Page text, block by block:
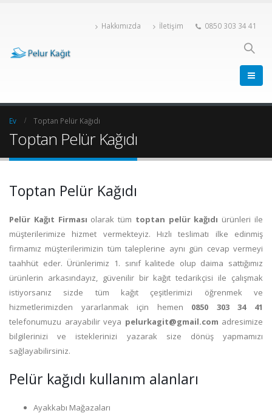
Hakkımızda İletişim 0850 303 34 41
Ev Toptan Pelür Kağıdı
Toptan Pelür Kağıdı
Toptan Pelür Kağıdı
Pelür Kağıt Firması olarak tüm toptan pelür kağıdı ürünleri ile
müşterilerimize hizmet vermekteyiz. Hızlı teslimatı ilke edinmiş
firmamız müşterilerimizin tüm taleplerine aynı gün cevap vermeyi
taahhüt eder. Ürünlerimiz 1. sınıf kalitede olup daima sattığımız
ürünlerin arkasındayız, güvenilir bir kağıt tedarikçisi ile çalışmak
istiyorsanız sizde tüm kağıt çeşitlerimizi öğrenmek ve
hizmetlerimizden yararlanmak için hemen 0850 303 34 41
telefonumuzu arayabilir veya pelurkagit@gmail.com adresimize
bilgilerinizi ve isteklerinizi yazarak size dönüş yapmamızı
sağlayabilirsiniz.
Pelür kağıdı kullanım alanları
Ayakkabı Mağazaları